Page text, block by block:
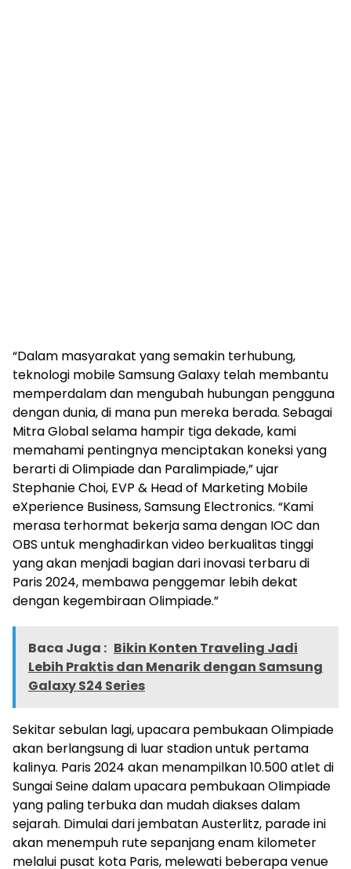
“Dalam masyarakat yang semakin terhubung,
teknologi mobile Samsung Galaxy telah membantu
memperdalam dan mengubah hubungan pengguna
dengan dunia, di mana pun mereka berada. Sebagai
Mitra Global selama hampir tiga dekade, kami
memahami pentingnya menciptakan koneksi yang
berarti di Olimpiade dan Paralimpiade,” ujar
Stephanie Choi, EVP & Head of Marketing Mobile
eXperience Business, Samsung Electronics. “Kami
merasa terhormat bekerja sama dengan IOC dan
OBS untuk menghadirkan video berkualitas tinggi
yang akan menjadi bagian dari inovasi terbaru di
Paris 2024, membawa penggemar lebih dekat
dengan kegembiraan Olimpiade.”
Baca Juga : Bikin Konten Traveling Jadi
Lebih Praktis dan Menarik dengan Samsung
Galaxy S24 Series
Sekitar sebulan lagi, upacara pembukaan Olimpiade
akan berlangsung di luar stadion untuk pertama
kalinya. Paris 2024 akan menampilkan 10.500 atlet di
Sungai Seine dalam upacara pembukaan Olimpiade
yang paling terbuka dan mudah diakses dalam
sejarah. Dimulai dari jembatan Austerlitz, parade ini
akan menempuh rute sepanjang enam kilometer
melalui pusat kota Paris, melewati beberapa venue